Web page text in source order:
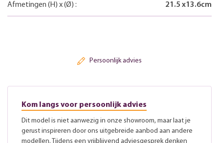
Afmetingen (H) x(Ø) : 21.5 x13.6cm
Persoonlijk advies
Kom langs voor persoonlijk advies
Dit model is niet aanwezig in onze showroom, maar laat je
gerust inspireren door ons uitgebreide aanbod aan andere
modellen. Tijdens een vrijblijvend adviesgesprek denken